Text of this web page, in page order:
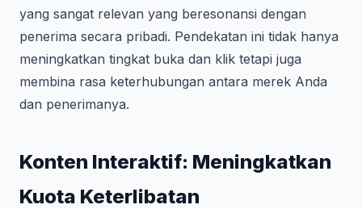
yang sangat relevan yang beresonansi dengan
penerima secara pribadi. Pendekatan ini tidak hanya
meningkatkan tingkat buka dan klik tetapi juga
membina rasa keterhubungan antara merek Anda
dan penerimanya.
Konten Interaktif: Meningkatkan
Kuota Keterlibatan